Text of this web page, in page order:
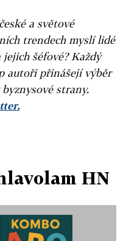
a světové
trendech myslí lidé
šéfové? Každý
autoři přinášejí výběr
strany.
HN